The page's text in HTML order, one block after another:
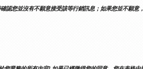
認您並沒有不願意接受該等行銷訊息；如果您並不願意